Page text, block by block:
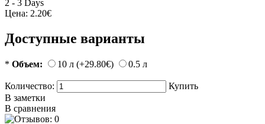
2 - 3 Days
Цена: 2.20€
Доступные варианты
* Объем: 10 л (+29.80€) 0.5 л
Количество:
Купить
В заметки
В сравнения